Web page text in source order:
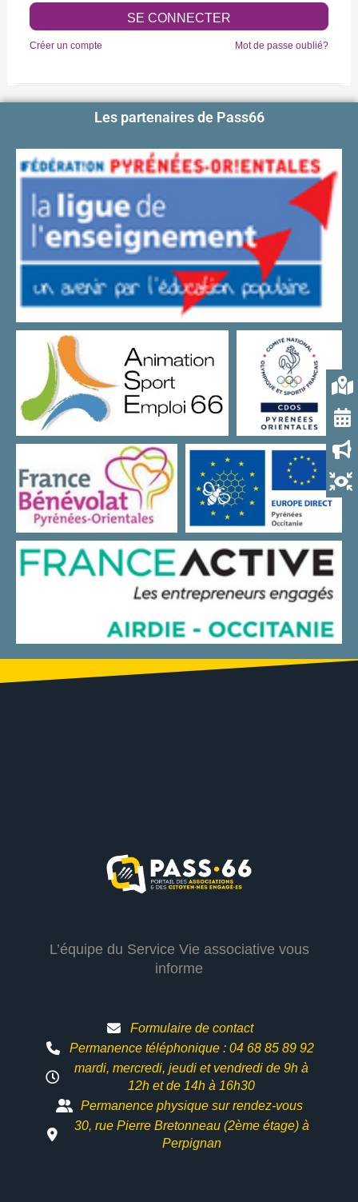
SE CONNECTER
Créer un compte Mot de passe oublié?
Les partenaires de Pass66
L’équipe du Service Vie associative vous
informe
Formulaire de contact
Permanence téléphonique : 04 68 85 89 92
mardi, mercredi, jeudi et vendredi de 9h à
12h etde 14h à 16h30
Permanence physique sur rendez-vous
30, rue Pierre Bretonneau (2ème étage) à
Perpignan